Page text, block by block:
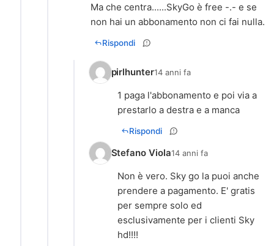
Ma che centra......SkyGo è free -.- e se
non hai un abbonamento non ci fai nulla.
Rispondi
pirlhunter14 anni fa
1 paga l'abbonamento e poi via a
prestarlo a destra e a manca
Rispondi
Stefano Viola14 anni fa
Non è vero. Sky go la puoi anche
prendere a pagamento. E' gratis
per sempre solo ed
esclusivamente per i clienti Sky
hd!!!!